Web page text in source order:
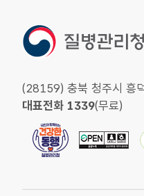
(28159) 충북 청주시 흥
대표전화 1339(무료)